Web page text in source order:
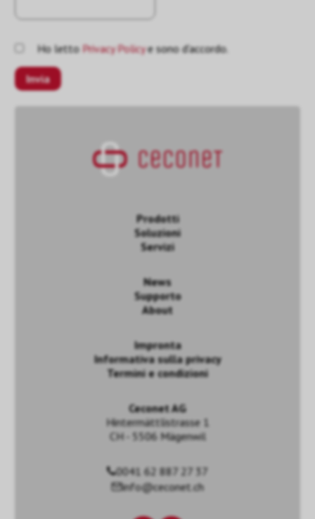
Ho lettoPrivacy Policye sono d'accordo.
Prodotti
Soluzioni
Servizi
News
Supporto
About
Impronta
Informativa sulla privacy
Termini e condizioni
Ceconet AG
Hintermättlistrasse 1
CH - 5506 Mägenwil
0041 62 887 27 37
info@ceconet.ch